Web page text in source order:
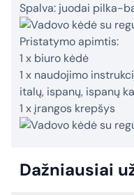
Spalva: juodai pilka-
Pristatymo apimtis:
1 x biuro kėdė
1 x naudojimo
italų, ispanų, ispanų
1 x įrangos krepšys
Dažniausiai